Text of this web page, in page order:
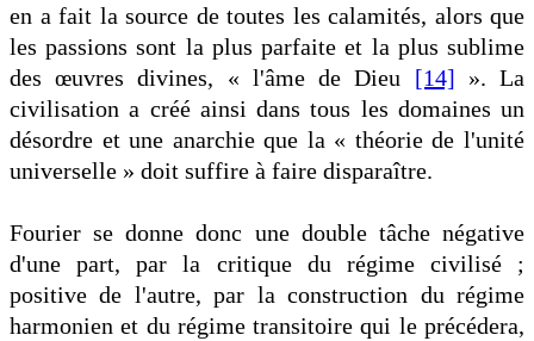
en a fait la source de toutes les calamités, alors que
les passions sont la plus parfaite et la plus sublime
des œuvres divines, « l'âme de Dieu [14] ». La
civilisation a créé ainsi dans tous les domaines un
désordre et une anarchie que la « théorie de l'unité
universelle » doit suffire à faire disparaître.
Fourier se donne donc une double tâche négative
d'une part, par la critique du régime civilisé ;
positive de l'autre, par la construction du régime
harmonien et du régime transitoire qui le précédera,